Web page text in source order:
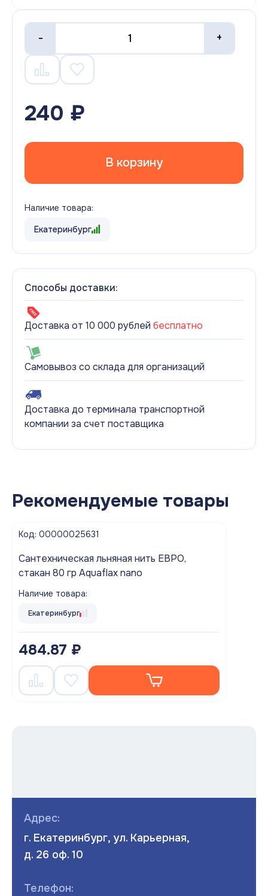
- +
240 ₽
В корзину
Наличие товара:
Екатеринбург
Способы доставки:
Доставка от 10 000 рублей бесплатно
Самовывоз со склада для организаций
Доставка до терминала транспортной
компании за счет поставщика
Рекомендуемые товары
Код: 00000025631
Cантехническая льняная нить ЕВРО,
стакан 80 гр Aquaflax nano
Наличие товара:
Екатеринбург
484.87 ₽
Адрес:
г. Екатеринбург, ул. Карьерная,
д. 26 оф. 10
Телефон: